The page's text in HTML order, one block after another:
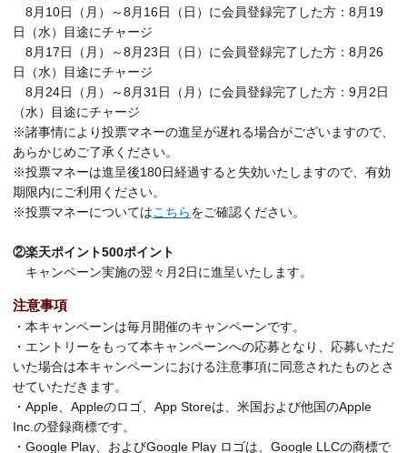
8月10日（月）～8月16日（日）に会員登録完了した方：8月19
日（水）目途にチャージ
8月17日（月）～8月23日（日）に会員登録完了した方：8月26
日（水）目途にチャージ
8月24日（月）～8月31日（月）に会員登録完了した方：9月2日
（水）目途にチャージ
※諸事情により投票マネーの進呈が遅れる場合がございますので、
あらかじめご了承ください。
※投票マネーは進呈後180日経過すると失効いたしますので、有効
期限内にご利用ください。
※投票マネーについてはこちらをご確認ください。
②楽天ポイント500ポイント
キャンペーン実施の翌々月2日に進呈いたします。
注意事項
・本キャンペーンは毎月開催のキャンペーンです。
・エントリーをもって本キャンペーンへの応募となり、応募いただ
いた場合は本キャンペーンにおける注意事項に同意されたものとさ
せていただきます。
・Apple、Appleのロゴ、App Storeは、米国および他国のApple
Inc.の登録商標です。
・Google Play、およびGoogle Play ロゴは、Google LLCの商標で